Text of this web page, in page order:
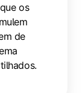
os
de